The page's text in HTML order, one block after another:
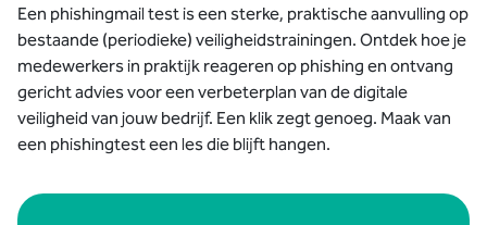
Een phishingmail test is een sterke, praktische aanvulling op
bestaande (periodieke) veiligheidstrainingen. Ontdek hoe je
medewerkers in praktijk reageren op phishing en ontvang
gericht advies voor een verbeterplan van de digitale
veiligheid van jouw bedrijf. Een klik zegt genoeg. Maak van
een phishingtest een les die blijft hangen.